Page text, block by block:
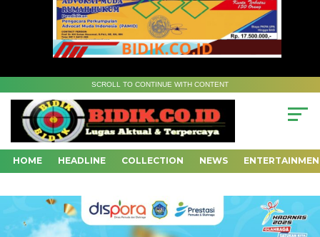
SCROLL TO CONTINUE WITH CONTENT
HOME HEADLINE COLLECTION NEWS